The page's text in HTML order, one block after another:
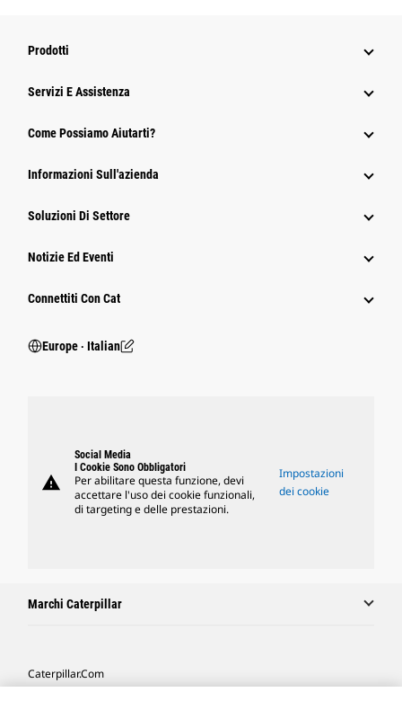
Prodotti
Servizi E Assistenza
Come Possiamo Aiutarti?
Informazioni Sull'azienda
Soluzioni Di Settore
Notizie Ed Eventi
Connettiti Con Cat
Europe ‧ Italian
warning
Social Media
I Cookie Sono Obbligatori
Per abilitare questa funzione, devi
accettare l'uso dei cookie funzionali,
di targeting e delle prestazioni.
Impostazioni
dei cookie
Marchi Caterpillar
Caterpillar.com